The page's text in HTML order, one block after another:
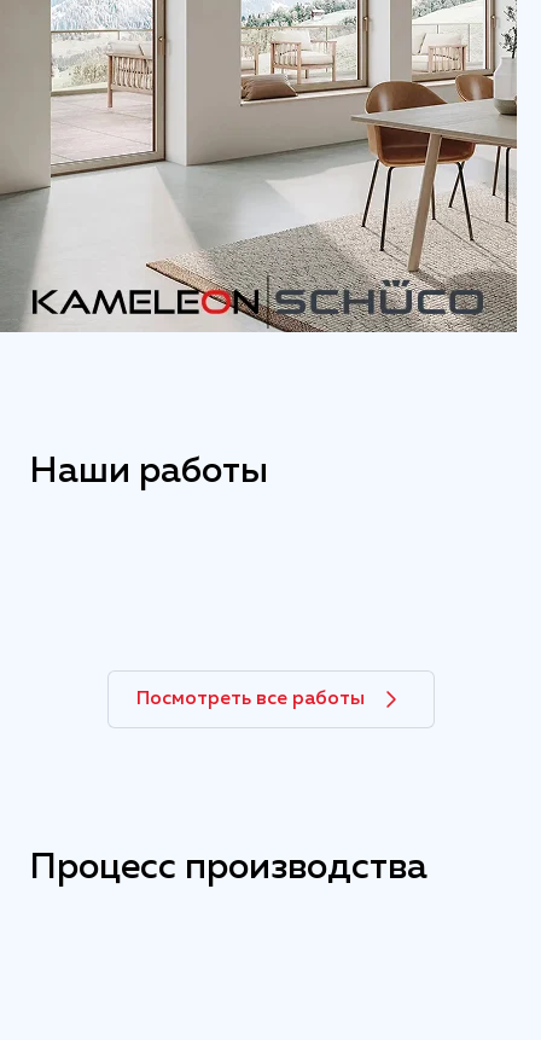
Наши работы
Посмотреть все работы
Процесс производства
Правильный выбор материала для окон